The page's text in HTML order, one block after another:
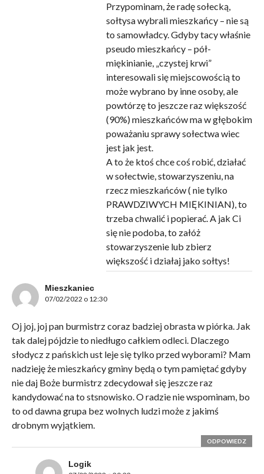
Przypominam, że radę sołecką,
sołtysa wybrali mieszkańcy – nie są
to samowładcy. Gdyby tacy właśnie
pseudo mieszkańcy – pół-
miękinianie, „czystej krwi”
interesowali się miejscowością to
może wybrano by inne osoby, ale
powtórzę to jeszcze raz większość
(90%) mieszkańców ma w głębokim
poważaniu sprawy sołectwa wiec
jest jak jest.
A to że ktoś chce coś robić, działać
w sołectwie, stowarzyszeniu, na
rzecz mieszkańców ( nie tylko
PRAWDZIWYCH MIĘKINIAN), to
trzeba chwalić i popierać. A jak Ci
się nie podoba, to załóż
stowarzyszenie lub zbierz
większość i działaj jako sołtys!
Mieszkaniec
07/02/2022 o 12:30
Oj joj, joj pan burmistrz coraz badziej obrasta w piórka. Jak
tak dalej pójdzie to niedługo całkiem odleci. Dlaczego
słodycz z pańskich ust leje się tylko przed wyborami? Mam
nadzieję że mieszkańcy gminy będą o tym pamiętać gdyby
nie daj Boże burmistrz zdecydował się jeszcze raz
kandydować na to stsnowisko. O radzie nie wspominam, bo
to od dawna grupa bez wolnych ludzi może z jakimś
drobnym wyjątkiem.
ODPOWIEDZ
Logik